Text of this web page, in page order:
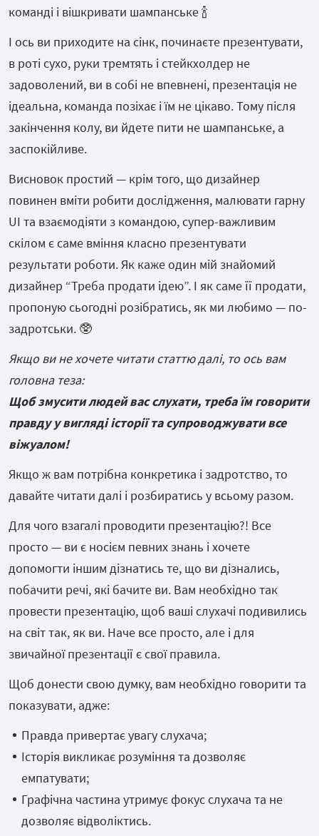
команді і вішкривати шампанське 🍾
І ось ви приходите на сінк, починаєте презентувати,
в роті сухо, руки тремтять і стейкхолдер не
задоволений, ви в собі не впевнені, презентація не
ідеальна, команда позіхає і їм не цікаво. Тому після
закінчення колу, ви йдете пити не шампанське, а
заспокійливе.
Висновок простий — крім того, що дизайнер
повинен вміти робити дослідження, малювати гарну
UI та взаємодіяти з командою, супер-важливим
скілом є саме вміння класно презентувати
результати роботи. Як каже один мій знайомий
дизайнер “Треба продати ідею”. І як саме її продати,
пропоную сьогодні розібратись, як ми любимо — по-
задротськи. 🥸
Якщо ви не хочете читати статтю далі, то ось вам
головна теза:
Щоб змусити людей вас слухати, треба їм говорити
правду у вигляді історії та супроводжувати все
віжуалом!
Якщо ж вам потрібна конкретика і задротство, то
давайте читати далі і розбиратись у всьому разом.
Для чого взагалі проводити презентацію?! Все
просто — ви є носієм певних знань і хочете
допомогти іншим дізнатись те, що ви дізнались,
побачити речі, які бачите ви. Вам необхідно так
провести презентацію, щоб ваші слухачі подивились
на світ так, як ви. Наче все просто, але і для
звичайної презентації є свої правила.
Щоб донести свою думку, вам необхідно говорити та
показувати, адже:
Правда привертає увагу слухача;
Історія викликає розуміння та дозволяє
емпатувати;
Графічна частина утримує фокус слухача та не
дозволяє відволіктись.